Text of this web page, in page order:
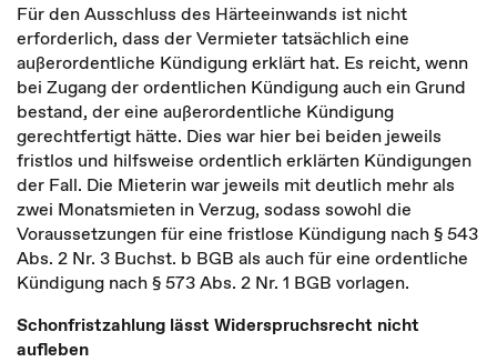
Für den Ausschluss des Härteeinwands ist nicht
erforderlich, dass der Vermieter tatsächlich eine
außerordentliche Kündigung erklärt hat. Es reicht, wenn
bei Zugang der ordentlichen Kündigung auch ein Grund
bestand, der eine außerordentliche Kündigung
gerechtfertigt hätte. Dies war hier bei beiden jeweils
fristlos und hilfsweise ordentlich erklärten Kündigungen
der Fall. Die Mieterin war jeweils mit deutlich mehr als
zwei Monatsmieten in Verzug, sodass sowohl die
Voraussetzungen für eine fristlose Kündigung nach § 543
Abs. 2 Nr. 3 Buchst. b BGB als auch für eine ordentliche
Kündigung nach § 573 Abs. 2 Nr. 1 BGB vorlagen.
Schonfristzahlung lässt Widerspruchsrecht nicht
aufleben